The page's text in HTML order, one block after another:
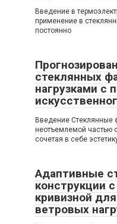
Введение в
применение в
постоянно
стеклянных
нагрузками с
Введение Стеклянные
неотъемлемой частью
сочетая в себе
Адаптивные
конструкции
кривизной
ветровых